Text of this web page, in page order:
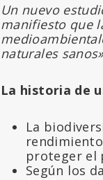
Un nuevo
manifiesto que
naturales
La historia de
La
proteger el
Según los